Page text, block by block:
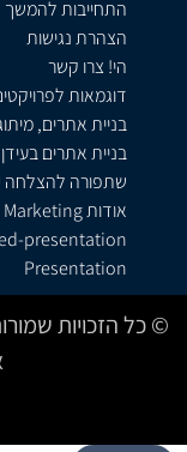
התחייבות להמשך
הצהרת נגישות
הי! צרו קשר
דוגמאות
בניית אתרים,
שתפורה להצלחה
אודות Shoco Marketing
presentation
Presentation